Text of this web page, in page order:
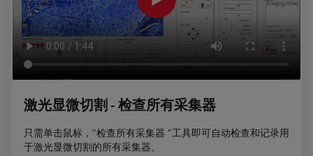
激光显微切割 - 检查所有采集器
只需单击鼠标，"检查所有采集器 "工具即可自动检查和记录用
于激光显微切割的所有采集器。